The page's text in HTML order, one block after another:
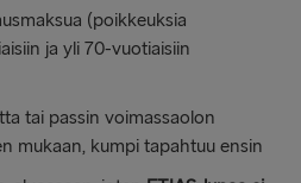
(poikkeuksia
ja yli 70-vuotiaisiin
tai passin voimassaolon
mukaan, kumpi tapahtuu ensin